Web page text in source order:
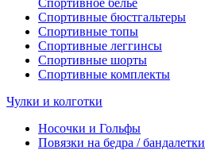
Спортивное белье
Спортивные бюстгальтеры
Спортивные топы
Спортивные леггинсы
Спортивные шорты
Спортивные комплекты
Чулки и колготки
Носочки и Гольфы
Повязки на бедра / бандалетки